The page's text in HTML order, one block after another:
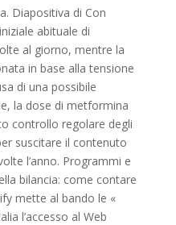
Diapositiva di Con
abituale di
al giorno, mentre la
in base alla tensione
di una possibile
la dose di metformina
controllo regolare degli
suscitare il contenuto
l’anno. Programmi e
bilancia: come contare
mette al bando le «
l’accesso al Web